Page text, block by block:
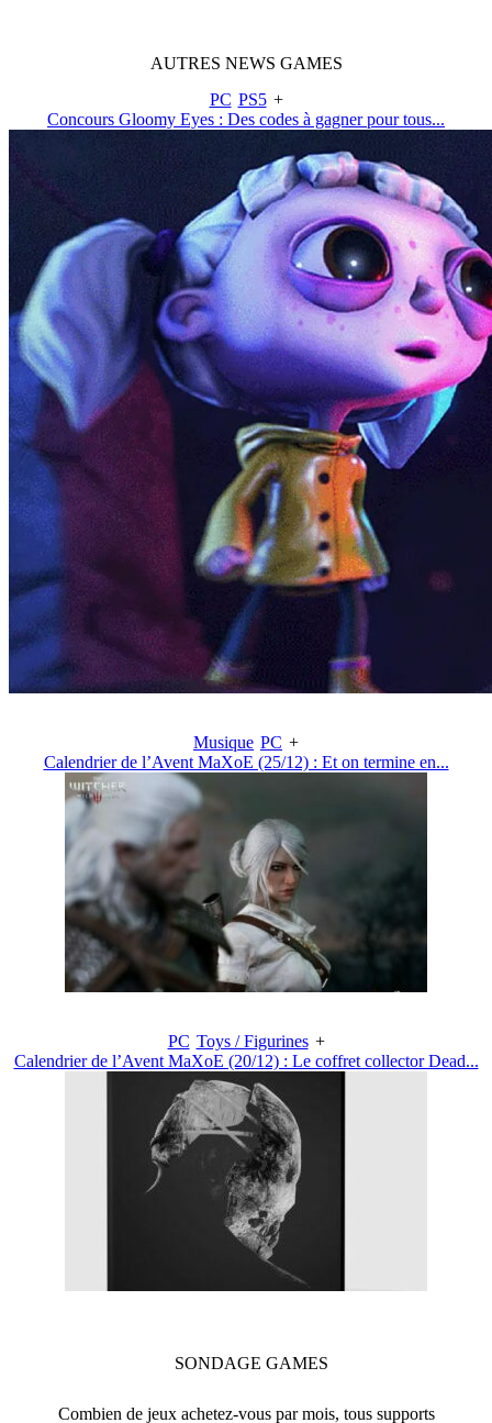
AUTRES NEWS GAMES
PC PS5 +
Concours Gloomy Eyes : Des codes à gagner pour tous...
Musique PC +
Calendrier de l’Avent MaXoE (25/12) : Et on termine en...
PC Toys / Figurines +
Calendrier de l’Avent MaXoE (20/12) : Le coffret collector Dead...
SONDAGE GAMES
Combien de jeux achetez-vous par mois, tous supports